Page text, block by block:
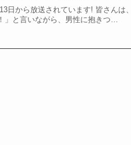
日から放送されています! 皆さんは
」と言いながら、男性に抱きつ…